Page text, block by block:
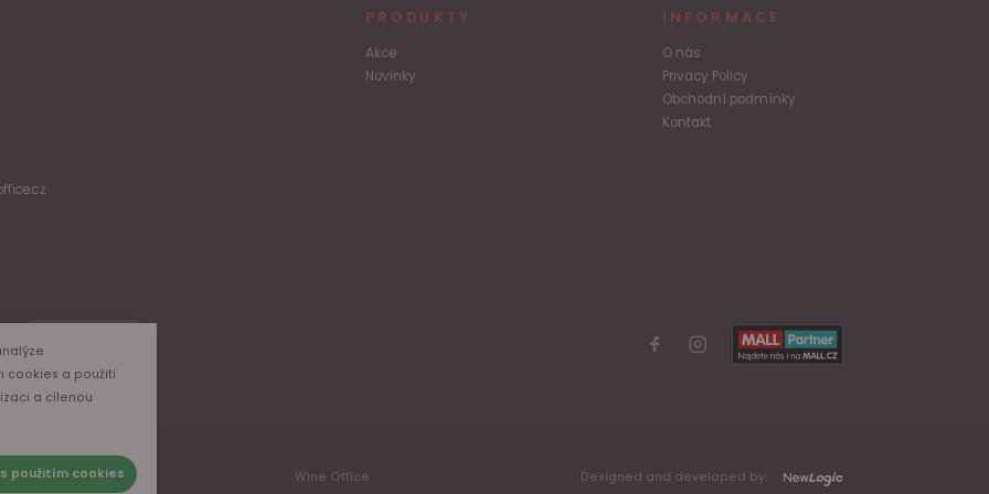
PRODUKTY
Akce
Novinky
INFORMACE
O nás
Privacy Policy
Obchodní podmínky
Kontakt
Wine Office Designed and developed by:
cookies a použití
a cílenou
použitím cookies